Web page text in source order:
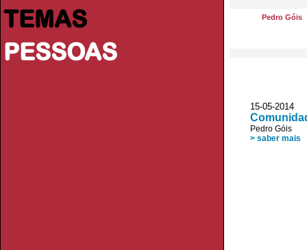
TEMAS
PESSOAS
Pedro Góis
15-05-2014
Pedro Góis
> saber mais